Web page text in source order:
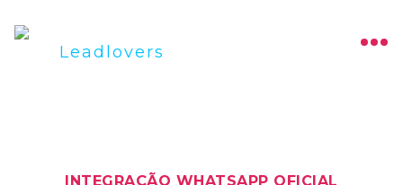
INTEGRAÇÃO WHATSAPP OFICIAL